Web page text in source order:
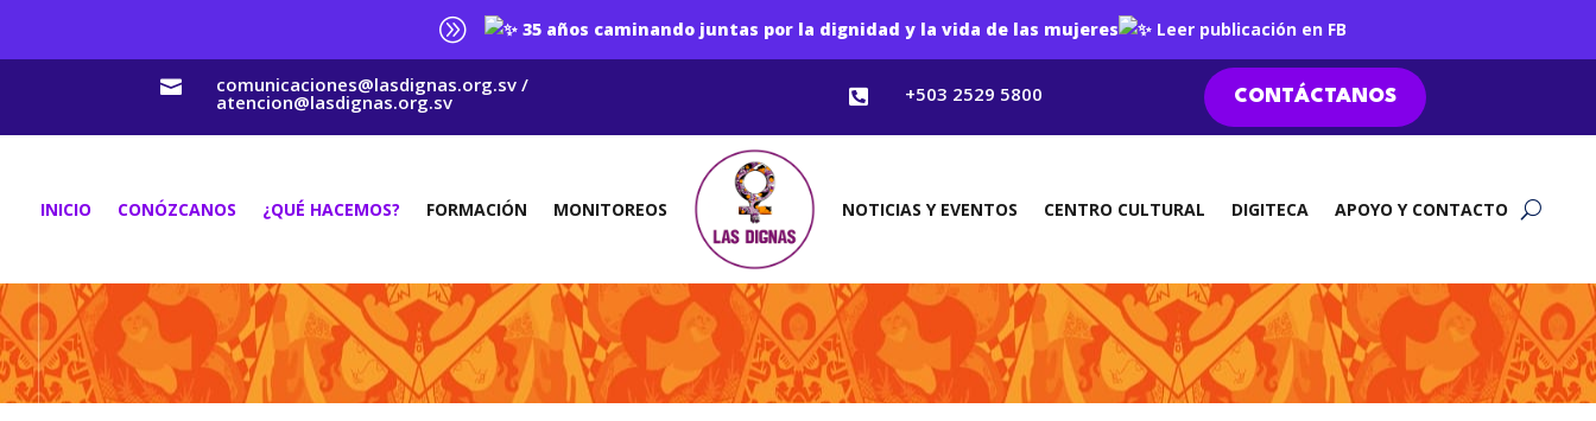
A 35 años caminando juntas por la dignidad y la vida de las mujeres Leer publicación en FB
 comunicaciones@lasdignas.org.sv /
atencion@lasdignas.org.sv  +503 2529 5800 CONTÁCTANOS
INICIO CONÓZCANOS ¿QUÉ HACEMOS? FORMACIÓN MONITOREOS NOTICIAS Y EVENTOS CENTRO CULTURAL DIGITECA APOYO Y CONTACTO